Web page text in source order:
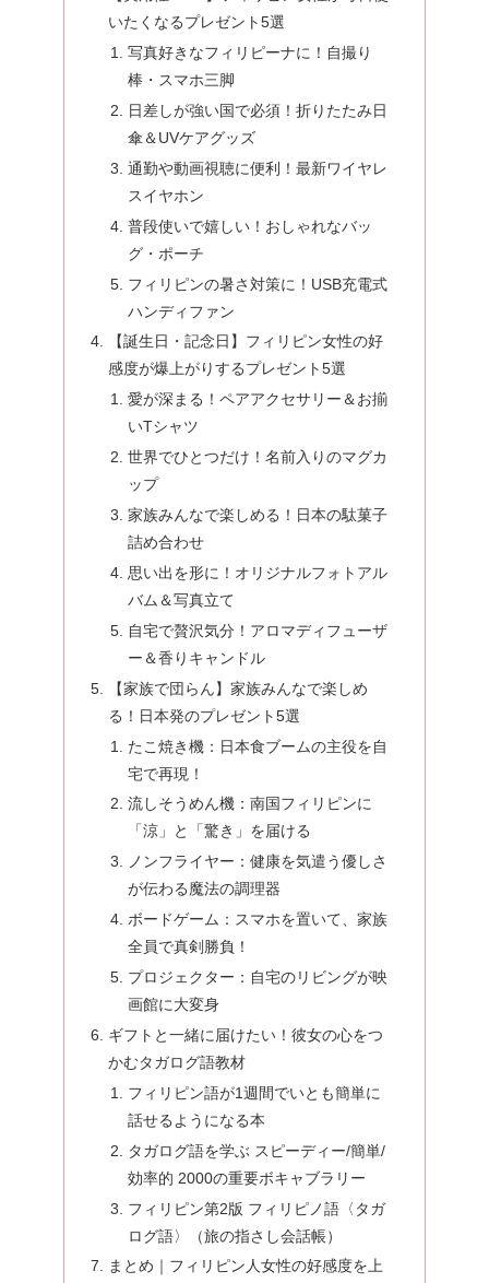
いたくなるプレゼント5選
写真好きなフィリピーナに！自撮り
棒・スマホ三脚
日差しが強い国で必須！折りたたみ日
傘＆UVケアグッズ
通勤や動画視聴に便利！最新ワイヤレ
スイヤホン
普段使いで嬉しい！おしゃれなバッ
グ・ポーチ
フィリピンの暑さ対策に！USB充電式
ハンディファン
【誕生日・記念日】フィリピン女性の好
感度が爆上がりするプレゼント5選
愛が深まる！ペアアクセサリー＆お揃
いTシャツ
世界でひとつだけ！名前入りのマグカ
ップ
家族みんなで楽しめる！日本の駄菓子
詰め合わせ
思い出を形に！オリジナルフォトアル
バム＆写真立て
自宅で贅沢気分！アロマディフューザ
ー＆香りキャンドル
【家族で団らん】家族みんなで楽しめ
る！日本発のプレゼント5選
たこ焼き機：日本食ブームの主役を自
宅で再現！
流しそうめん機：南国フィリピンに
「涼」と「驚き」を届ける
ノンフライヤー：健康を気遣う優しさ
が伝わる魔法の調理器
ボードゲーム：スマホを置いて、家族
全員で真剣勝負！
プロジェクター：自宅のリビングが映
画館に大変身
ギフトと一緒に届けたい！彼女の心をつ
かむタガログ語教材
フィリピン語が1週間でいとも簡単に
話せるようになる本
タガログ語を学ぶ スピーディー/簡単/
効率的 2000の重要ボキャブラリー
フィリピン第2版 フィリピノ語〈タガ
ログ語〉（旅の指さし会話帳）
まとめ｜フィリピン人女性の好感度を上